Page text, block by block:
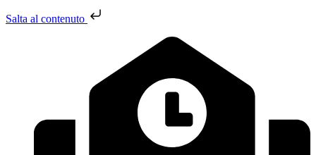
Salta al contenuto